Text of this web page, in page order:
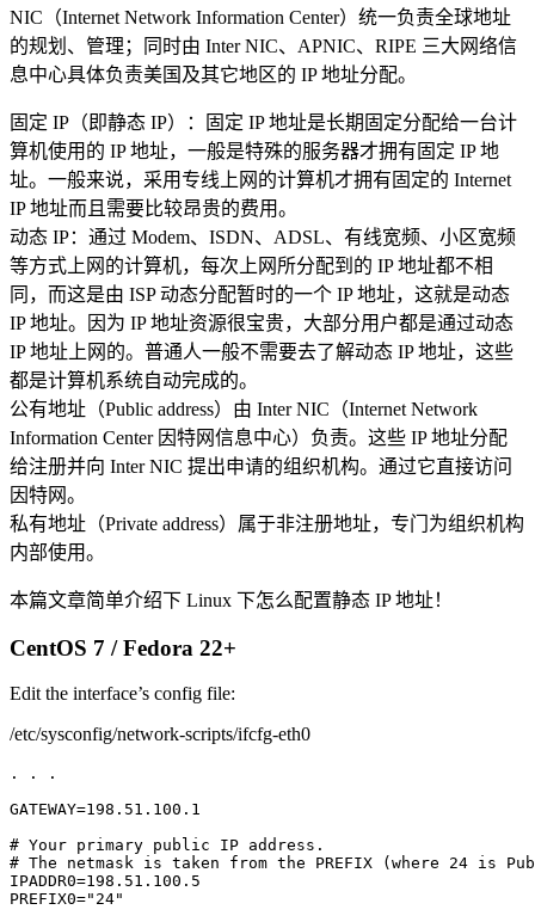
NIC（Internet Network Information Center）统一负责全球地址
的规划、管理；同时由 Inter NIC、APNIC、RIPE 三大网络信
息中心具体负责美国及其它地区的 IP 地址分配。
固定 IP（即静态 IP）：固定 IP 地址是长期固定分配给一台计
算机使用的 IP 地址，一般是特殊的服务器才拥有固定 IP 地
址。一般来说，采用专线上网的计算机才拥有固定的 Internet
IP 地址而且需要比较昂贵的费用。
动态 IP：通过 Modem、ISDN、ADSL、有线宽频、小区宽频
等方式上网的计算机，每次上网所分配到的 IP 地址都不相
同，而这是由 ISP 动态分配暂时的一个 IP 地址，这就是动态
IP 地址。因为 IP 地址资源很宝贵，大部分用户都是通过动态
IP 地址上网的。普通人一般不需要去了解动态 IP 地址，这些
都是计算机系统自动完成的。
公有地址（Public address）由 Inter NIC（Internet Network
Information Center 因特网信息中心）负责。这些 IP 地址分配
给注册并向 Inter NIC 提出申请的组织机构。通过它直接访问
因特网。
私有地址（Private address）属于非注册地址，专门为组织机构
内部使用。
本篇文章简单介绍下 Linux 下怎么配置静态 IP 地址！
CentOS 7 / Fedora 22+
Edit the interface’s config file:
/etc/sysconfig/network-scripts/ifcfg-eth0
. . .
GATEWAY=198.51.100.1
# Your primary public IP address.
# The netmask is taken from the PREFIX (where 24 is
IPADDR0=198.51.100.5
PREFIX0="24"